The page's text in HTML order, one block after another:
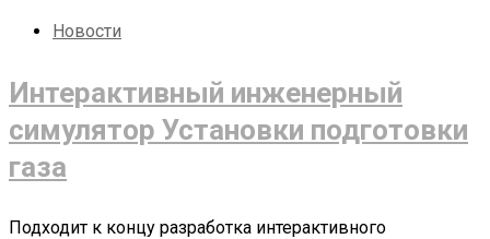
Новости
Интерактивный инженерный
симулятор Установки подготовки
газа
Подходит к концу разработка интерактивного